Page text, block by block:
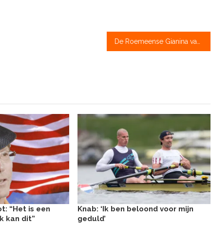
“Het is een
kan dit”
Knab: ‘Ik ben beloond voor mijn
geduld’